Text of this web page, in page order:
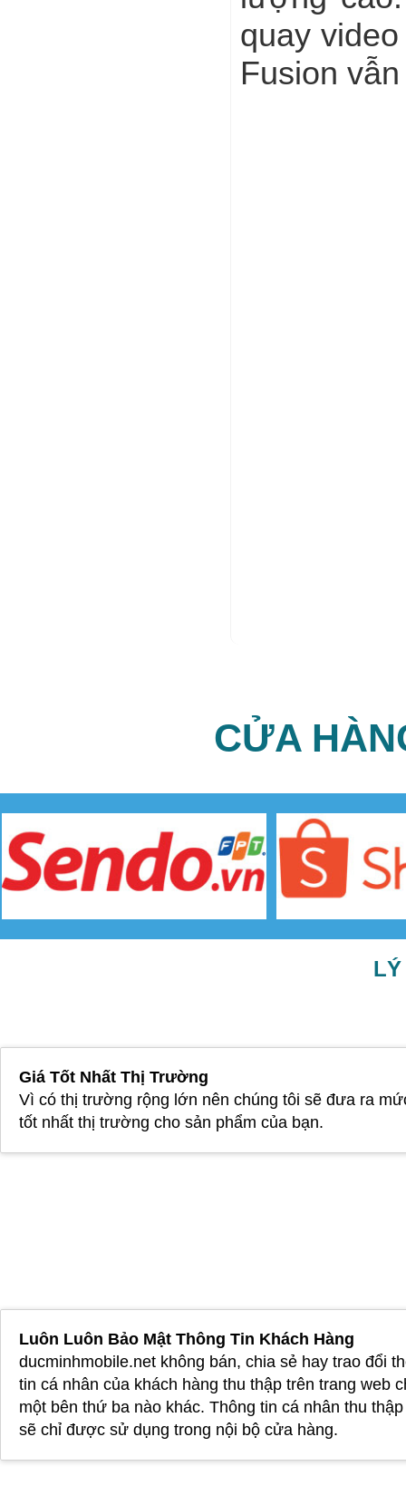
quay
Fusion
CỬA
LÝ
Giá Tốt Nhất Thị Trường
Vì có thị trường rộng lớn nên chúng tôi sẽ đưa ra
tốt nhất thị trường cho sản phẩm của bạn.
Luôn Luôn Bảo Mật Thông Tin Khách Hàng
ducminhmobile.net không bán, chia sẻ hay trao đổi
tin cá nhân của khách hàng thu thập trên trang web
một bên thứ ba nào khác. Thông tin cá nhân thu
sẽ chỉ được sử dụng trong nội bộ cửa hàng.